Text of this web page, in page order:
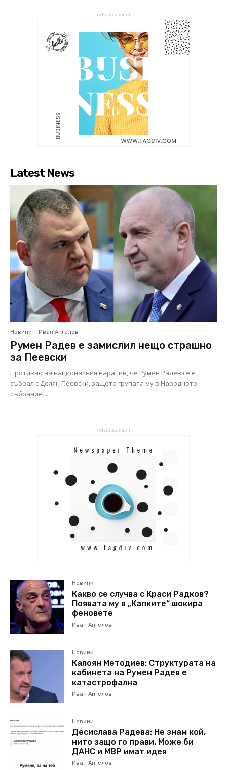
- Advertisement -
Latest News
Новини Иван Ангелов
Румен Радев е замислил нещо страшно
за Пеевски
Противно на националния наратив, че Румен Радев се е
събрал с Делян Пеевски, защото групата му в Народното
събрание...
- Advertisement -
Новини
Какво се случва с Краси Радков?
Появата му в „Капките“ шокира
феновете
Иван Ангелов
Новини
Калоян Методиев: Структурата на
кабинета на Румен Радев е
катастрофална
Иван Ангелов
Новини
Десислава Радева: Не знам кой,
нито защо го прави. Може би
ДАНС и МВР имат идея
Иван Ангелов